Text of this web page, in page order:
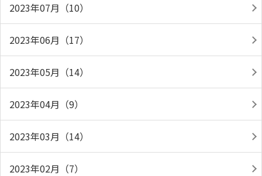
2023年07月（10）
2023年06月（17）
2023年05月（14）
2023年04月（9）
2023年03月（14）
2023年02月（7）